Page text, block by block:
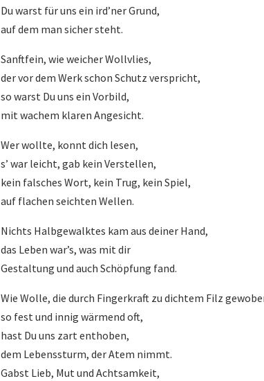
Du warst für uns ein ird’ner Grund,
auf dem man sicher steht.
Sanftfein, wie weicher Wollvlies,
der vor dem Werk schon Schutz verspricht,
so warst Du uns ein Vorbild,
mit wachem klaren Angesicht.
Wer wollte, konnt dich lesen,
s’ war leicht, gab kein Verstellen,
kein falsches Wort, kein Trug, kein Spiel,
auf flachen seichten Wellen.
Nichts Halbgewalktes kam aus deiner Hand,
das Leben war’s, was mit dir
Gestaltung und auch Schöpfung fand.
Wie Wolle, die durch Fingerkraft zu dichtem Filz
so fest und innig wärmend oft,
hast Du uns zart enthoben,
dem Lebenssturm, der Atem nimmt.
Gabst Lieb, Mut und Achtsamkeit,